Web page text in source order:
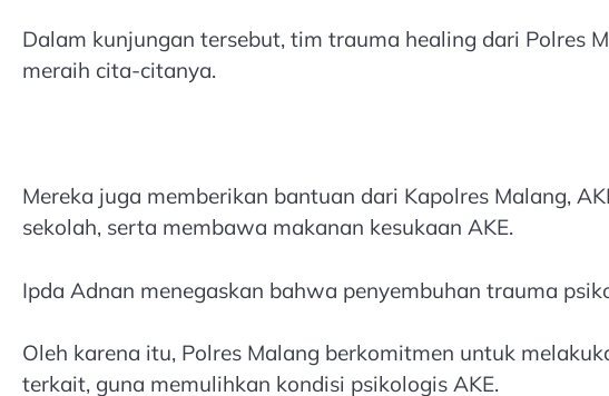
Dalam kunjungan tersebut, tim trauma healing dari Polres
meraih cita-citanya.
Mereka juga memberikan bantuan dari Kapolres Malang,
sekolah, serta membawa makanan kesukaan AKE.
Ipda Adnan menegaskan bahwa penyembuhan trauma
Oleh karena itu, Polres Malang berkomitmen untuk
terkait, guna memulihkan kondisi psikologis AKE.